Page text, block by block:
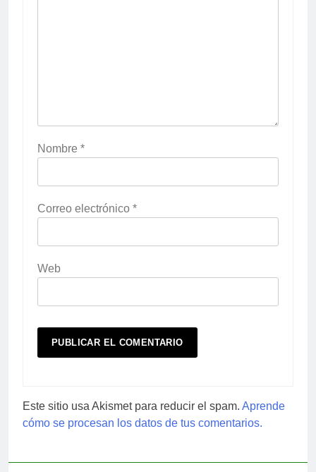
Nombre *
Correo electrónico *
Web
Este sitio usa Akismet para reducir el spam. Aprende
cómo se procesan los datos de tus comentarios.